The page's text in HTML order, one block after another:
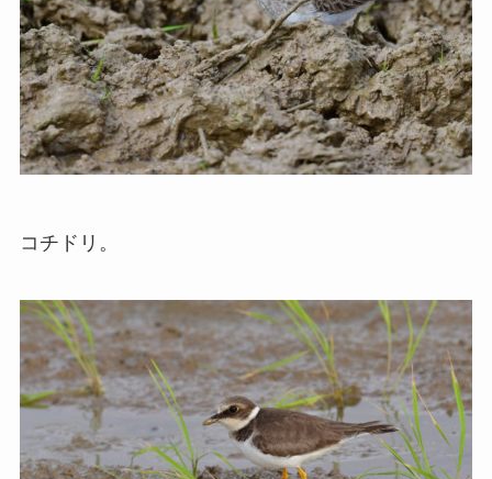
コチドリ。